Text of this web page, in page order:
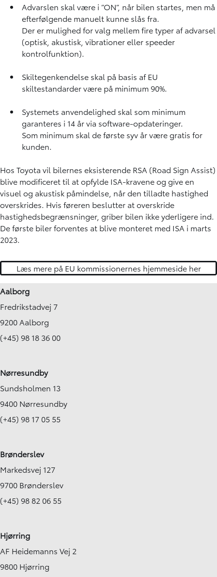
Advarslen skal være i ”ON”, når bilen startes, men må
efterfølgende manuelt kunne slås fra.
Der er mulighed for valg mellem fire typer af advarsel
(optisk, akustisk, vibrationer eller speeder
kontrolfunktion).
Skiltegenkendelse skal på basis af EU
skiltestandarder være på minimum 90%.
Systemets anvendelighed skal som minimum
garanteres i 14 år via software-opdateringer.
Som minimum skal de første syv år være gratis for
kunden.
Hos Toyota vil bilernes eksisterende RSA (Road Sign Assist)
blive modificeret til at opfylde ISA-kravene og give en
visuel og akustisk påmindelse, når den tilladte hastighed
overskrides. Hvis føreren beslutter at overskride
hastighedsbegrænsninger, griber bilen ikke yderligere ind.
De første biler forventes at blive monteret med ISA i marts
2023.
Læs mere på EU kommissionernes hjemmeside her
Aalborg
Fredrikstadvej 7
9200 Aalborg
(+45) 98 18 36 00
Nørresundby
Sundsholmen 13
9400 Nørresundby
(+45) 98 17 05 55
Brønderslev
Markedsvej 127
9700 Brønderslev
(+45) 98 82 06 55
Hjørring
AF Heidemanns Vej 2
9800 Hjørring